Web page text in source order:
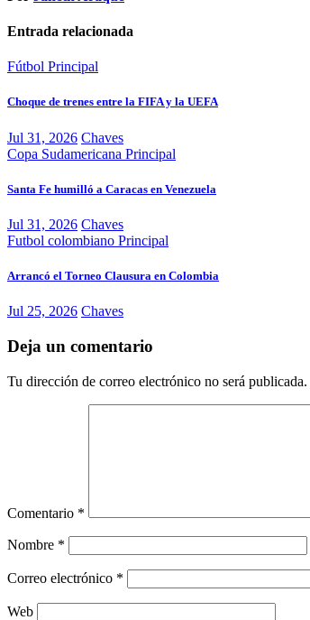
Entrada relacionada
Fútbol Principal
Choque de trenes entre la FIFA y la UEFA
Jul 31, 2026 Chaves
Copa Sudamericana Principal
Santa Fe humilló a Caracas en Venezuela
Jul 31, 2026 Chaves
Futbol colombiano Principal
Arrancó el Torneo Clausura en Colombia
Jul 25, 2026 Chaves
Deja un comentario
Tu dirección de correo electrónico no será publicada.
Comentario *
Nombre *
Correo electrónico *
Web